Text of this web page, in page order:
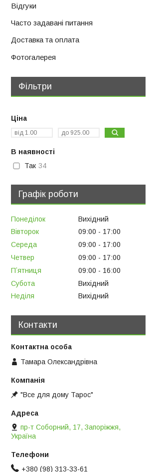
Відгуки
Часто задавані питання
Доставка та оплата
Фотогалерея
Фільтри
Ціна
В наявності
Так 34
Графік роботи
Понеділок
Вихідний
Вівторок
09:00
17:00
Середа
09:00
17:00
Четвер
09:00
17:00
Пʼятниця
09:00
16:00
Субота
Вихідний
Неділя
Вихідний
Контакти
Тамара Олександрівна
"Все для дому Тарос"
пр-т Соборний, 17, Запоріжжя,
Україна
+380 (98) 313-33-61